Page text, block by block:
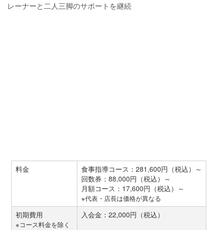
レーナーと二人三脚のサポートを継続
料金
食事指導コース：281,600円（税込）～
回数券：88,000円（税込）～
月額コース：17,600円（税込）～
※代表・店長は価格が異なる
初期費用
※コース料金を除く
入会金：22,000円（税込）